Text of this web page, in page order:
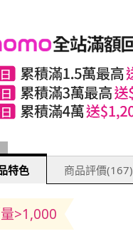
特色 商品評價(167)
>1,000